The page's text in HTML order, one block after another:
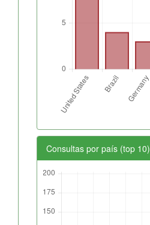
Consultas por país (top 10)